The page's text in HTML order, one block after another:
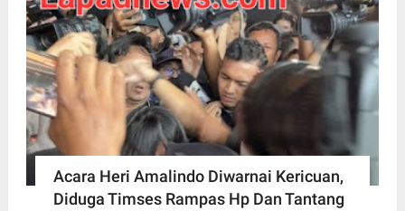
Acara Heri Amalindo Diwarnai Kericuan,
Diduga Timses Rampas Hp Dan Tantang